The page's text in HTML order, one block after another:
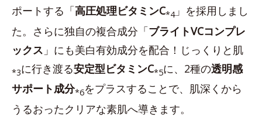
ポートする「高圧処理ビタミンC*4 」を採用しまし
た。さらに独自の複合成分「ブライトVCコンプレ
ックス 」にも美白有効成分を配合！じっくりと肌
*3に行き渡る安定型ビタミンC*5に、2種の透明感
サポート成分*6をプラスすることで、肌深くから
うるおったクリアな素肌へ導きます。